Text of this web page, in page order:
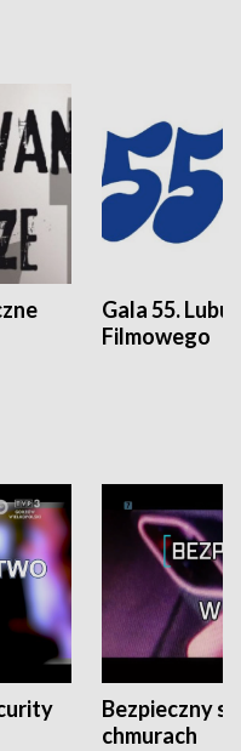
Gala 55.
Filmowego
Bezpieczny
chmurach